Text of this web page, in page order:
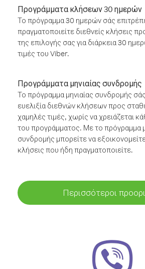
Προγράμματα κλήσεων 30 ημερών
Το πρόγραμμα 30 ημερών σάς
πραγματοποιείτε διεθνείς κλήσεις
της επιλογής σας για διάρκεια 30
τιμές του Viber.
Προγράμματα μηνιαίας συνδρομής
Το πρόγραμμα μηνιαίας συνδρομής
ευελιξία διεθνών κλήσεων προς
χαμηλές τιμές, χωρίς να χρειάζεται
του προγράμματος. Με το πρόγραμμα
συνδρομής μπορείτε να
κλήσεις που ήδη πραγματοποιείτε.
Περισσότεροι